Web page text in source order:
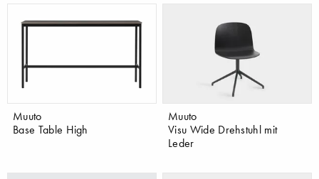
Muuto
Base Table High
Muuto
Visu Wide Drehstuhl mit
Leder